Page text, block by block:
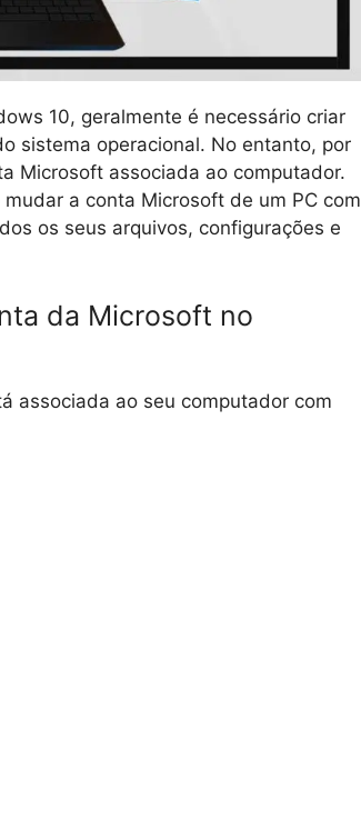
10, geralmente é necessário criar
sistema operacional. No entanto, por
Microsoft associada ao computador.
a conta Microsoft de um PC com
os seus arquivos, configurações e
da Microsoft no
associada ao seu computador com